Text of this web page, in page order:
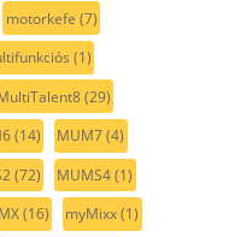
motorkefe (7)
(1)
(29)
(14) MUM7(4)
(72) MUMS4(1)
(16) myMixx(1)